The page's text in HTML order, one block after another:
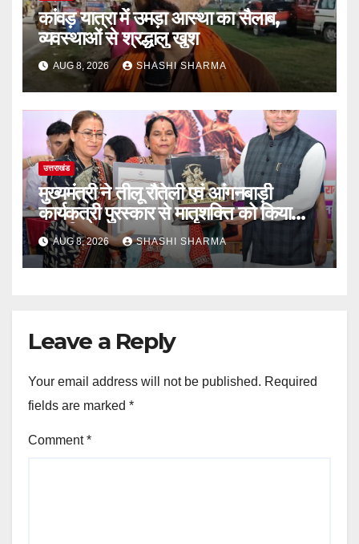
कांवड़ यात्रा में उमड़ा आस्था का सैलाब,
व्यवस्थाओं से श्रद्धालु खुश
AUG 8, 2026 SHASHI SHARMA
उत्तराखंड
मुख्यमंत्री ने तीलू रौतेली एवं आंगनबाड़ी
कार्यकत्री पुरस्कार से मातृशक्ति को किया
सम्मानित
AUG 8, 2026 SHASHI SHARMA
Leave a Reply
Your email address will not be published. Required
fields are marked *
Comment*